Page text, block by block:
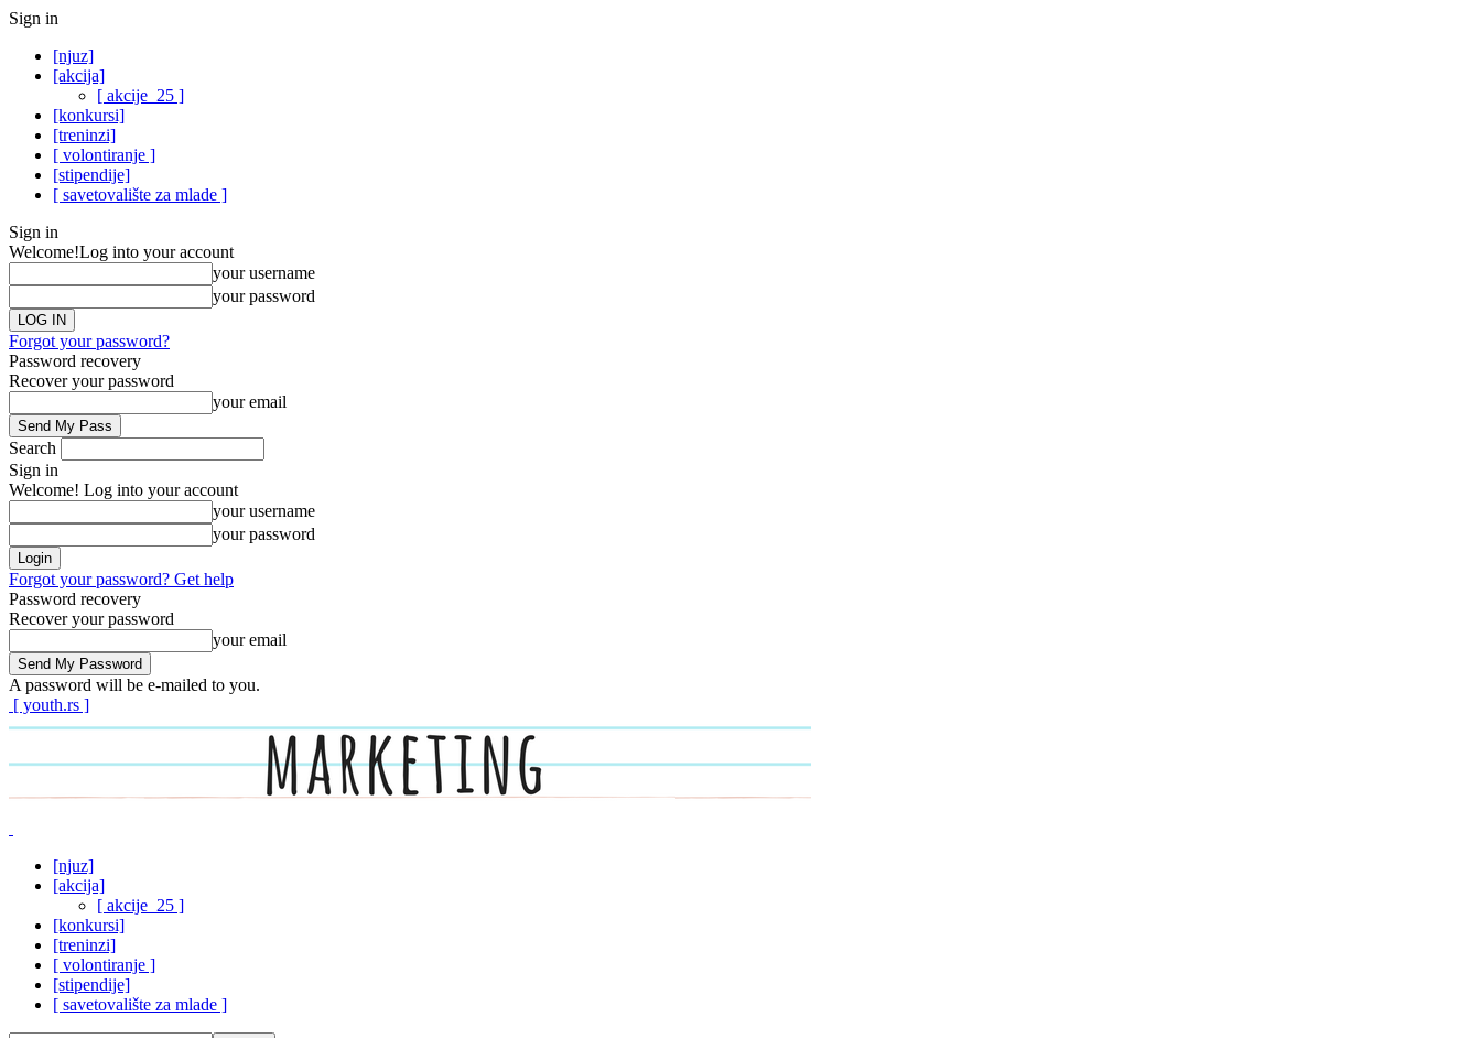
Sign in
[njuz]
[akcija]
[ akcije_25 ]
[konkursi]
[treninzi]
[ volontiranje ]
[stipendije]
[ savetovalište za mlade ]
Sign in
Welcome!Log into your account
your username
your password
Forgot your password?
Password recovery
Recover your password
your email
Search
Sign in
Welcome! Log into your account
your username
your password
Forgot your password? Get help
Password recovery
Recover your password
your email
A password will be e-mailed to you.
[ youth.rs ]
[njuz]
[akcija]
[ akcije_25 ]
[konkursi]
[treninzi]
[ volontiranje ]
[stipendije]
[ savetovalište za mlade ]